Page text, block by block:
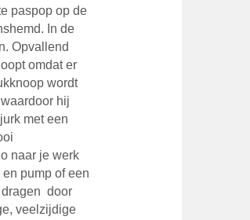
paspop op de
In de
Opvallend
omdat er
wordt
hij
met een
naar je werk
pump of een
dragen door
veelzijdige